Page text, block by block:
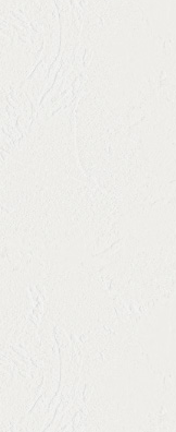
♢前菜・温菜・pasta
ご来店前日22時以降